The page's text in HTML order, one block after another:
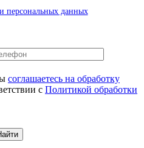
персональных данных
соглашаетесь на обработку
с Политикой обработки